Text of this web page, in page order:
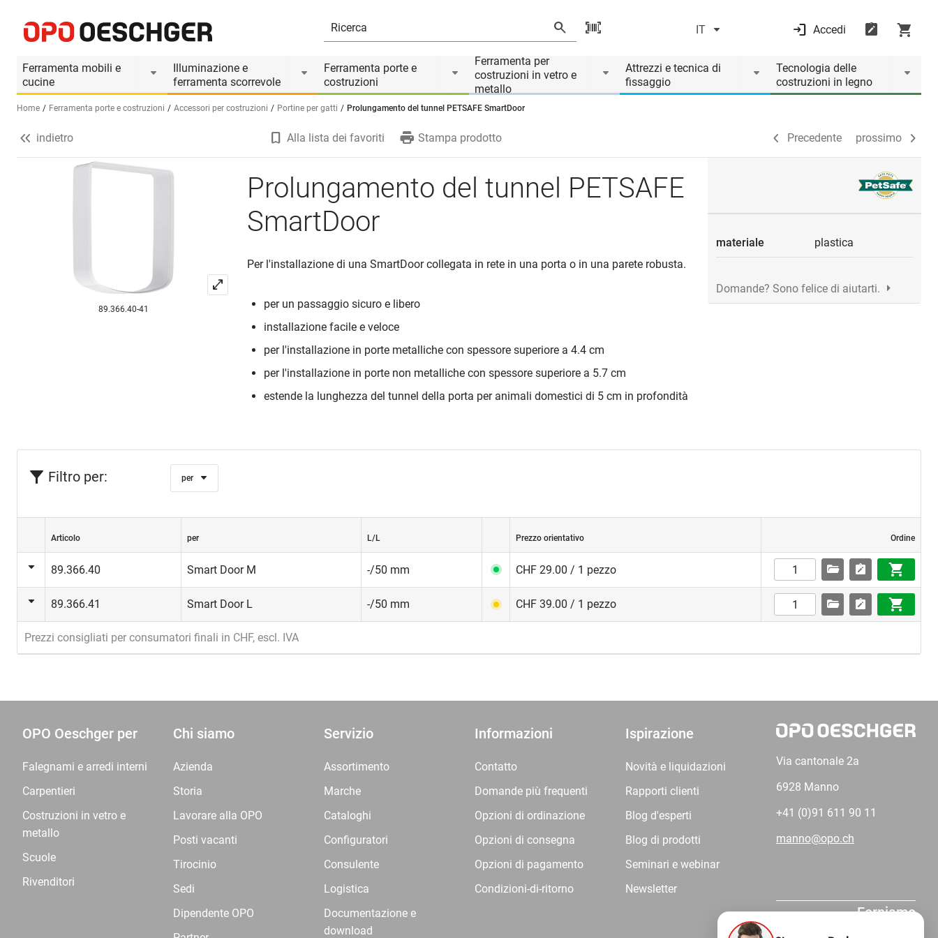
IT Accedi
Ferramenta mobili e
cucine
Illuminazione e
ferramenta scorrevole
Ferramenta porte e
costruzioni
Ferramenta per
costruzioni in vetro e
metallo
Attrezzi e tecnica di
fissaggio
Tecnologia delle
costruzioni in legno
Seleziona una lingua (IT)
Home Ferramenta porte e costruzioni Accessori per costruzioni Portine per gatti Prolungamento del tunnel PETSAFE SmartDoor
Informazioni prodotto
Precedente prossimo
indietro Alla lista dei favoriti Stampa prodotto Precedente prossimo
89.366.40-41
Prolungamento del tunnel PETSAFE
SmartDoor
Per l'installazione di una SmartDoor collegata in rete in una porta o in una parete robusta.
per un passaggio sicuro e libero
installazione facile e veloce
per l'installazione in porte metalliche con spessore superiore a 4.4 cm
per l'installazione in porte non metalliche con spessore superiore a 5.7 cm
estende la lunghezza del tunnel della porta per animali domestici di 5 cm in profondità
materiale plastica
Domande? Sono felice di aiutarti.
Filtro per: per
Articolo per L/L Prezzo orientativo Ordine
89.366.40 Smart Door M -/50 mm CHF 29.00 / 1 pezzo
89.366.41 Smart Door L -/50 mm CHF 39.00 / 1 pezzo
Prezzi consigliati per consumatori finali in CHF, escl. IVA
OPO Oeschger per
Falegnami e arredi interni
Carpentieri
Costruzioni in vetro e
metallo
Scuole
Rivenditori
Chi siamo
Azienda
Storia
Lavorare alla OPO
Posti vacanti
Tirocinio
Sedi
Dipendente OPO
Servizio
Assortimento
Marche
Cataloghi
Configuratori
Consulente
Logistica
Documentazione e
download
Informazioni
Contatto
Domande più frequenti
Opzioni di ordinazione
Opzioni di consegna
Opzioni di pagamento
Condizioni-di-ritorno
Ispirazione
Novità e liquidazioni
Rapporti clienti
Blog d'esperti
Blog di prodotti
Seminari e webinar
Newsletter
Via cantonale 2a
6928 Manno
+41 (0)91 611 90 11
manno@opo.ch
Forniamo